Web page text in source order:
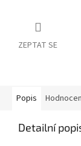
ZEPTAT SE
Popis
Detailní